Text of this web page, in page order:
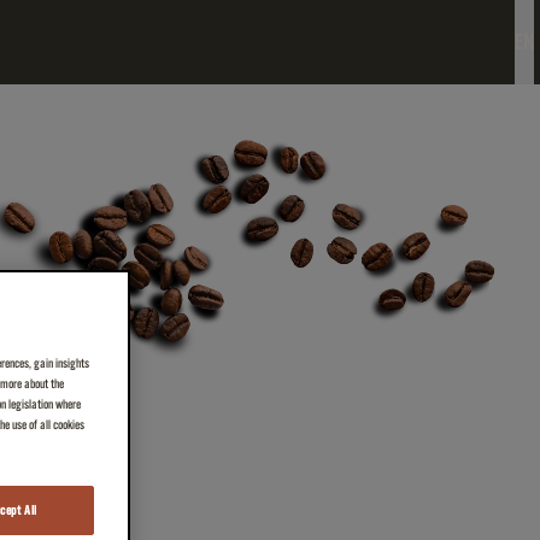
gain insights
about the
legislation where
use of all cookies
All